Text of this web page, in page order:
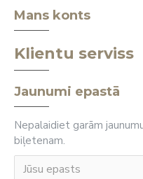
Mans konts
Klientu serviss
Jaunumi epastā
Nepalaidiet garām
biļetenam.